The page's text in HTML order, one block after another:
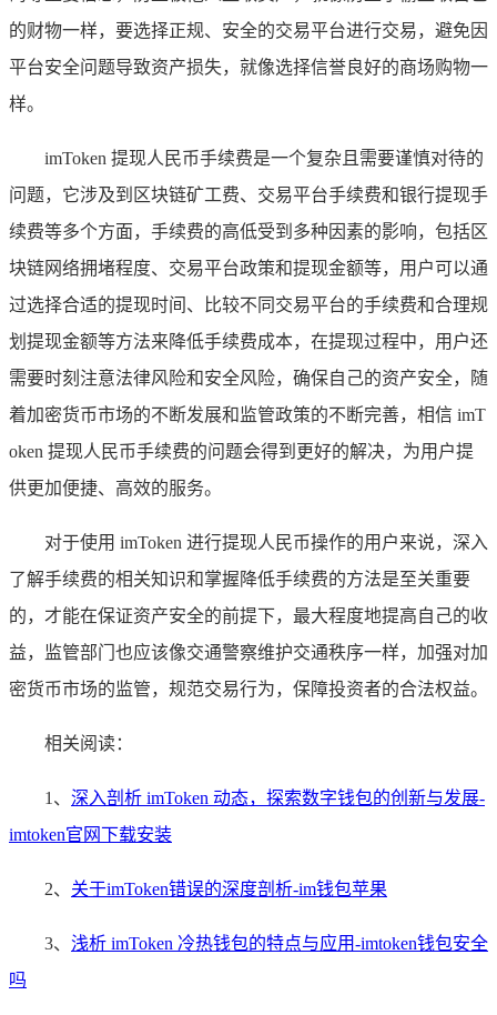
的财物一样，要选择正规、安全的交易平台进行交易，避免因
平台安全问题导致资产损失，就像选择信誉良好的商场购物一
样。
imToken 提现人民币手续费是一个复杂且需要谨慎对待的
问题，它涉及到区块链矿工费、交易平台手续费和银行提现手
续费等多个方面，手续费的高低受到多种因素的影响，包括区
块链网络拥堵程度、交易平台政策和提现金额等，用户可以通
过选择合适的提现时间、比较不同交易平台的手续费和合理规
划提现金额等方法来降低手续费成本，在提现过程中，用户还
需要时刻注意法律风险和安全风险，确保自己的资产安全，随
着加密货币市场的不断发展和监管政策的不断完善，相信 imT
oken 提现人民币手续费的问题会得到更好的解决，为用户提
供更加便捷、高效的服务。
对于使用 imToken 进行提现人民币操作的用户来说，深入
了解手续费的相关知识和掌握降低手续费的方法是至关重要
的，才能在保证资产安全的前提下，最大程度地提高自己的收
益，监管部门也应该像交通警察维护交通秩序一样，加强对加
密货币市场的监管，规范交易行为，保障投资者的合法权益。
相关阅读：
1、 深入剖析 imToken 动态，探索数字钱包的创新与发展-
imtoken官网下载安装
2、 关于imToken错误的深度剖析-im钱包苹果
3、 浅析 imToken 冷热钱包的特点与应用-imtoken钱包安全
吗